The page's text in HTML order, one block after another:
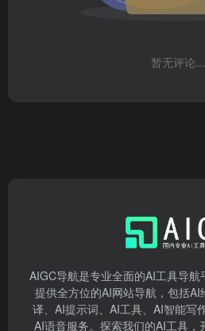
暂无评论...
AIGC导航是专业全面的AI工具导
提供全方位的AI网站导航，包括
译、AI提示词、AI工具、AI智能写
AI语音服务。探索我们的AI工具，